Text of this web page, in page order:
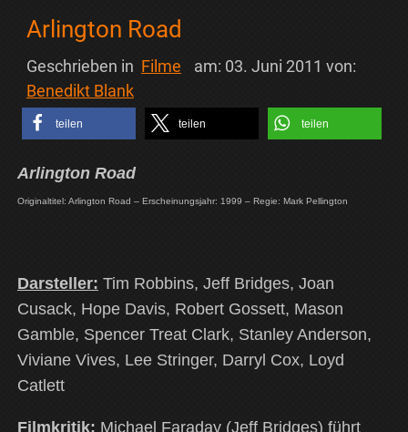
Arlington Road
Geschrieben in Filme am: 03. Juni 2011 von:
Benedikt Blank
teilen teilen teilen
Arlington Road
Originaltitel: Arlington Road – Erscheinungsjahr: 1999 – Regie: Mark Pellington
Darsteller: Tim Robbins, Jeff Bridges, Joan
Cusack, Hope Davis, Robert Gossett, Mason
Gamble, Spencer Treat Clark, Stanley Anderson,
Viviane Vives, Lee Stringer, Darryl Cox, Loyd
Catlett
Filmkritik: Michael Faraday (Jeff Bridges) führt